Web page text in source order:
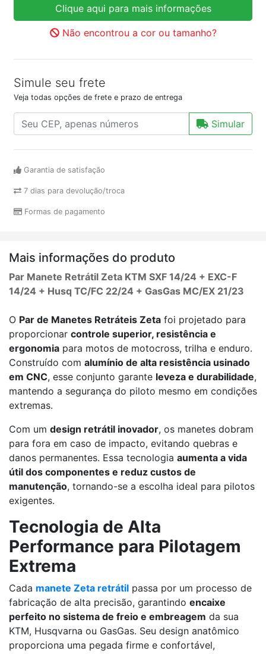
Clique aqui para mais informações
Não encontrou a cor ou tamanho?
Simule seu frete
Veja todas opções de frete e prazo de entrega
Simular
Garantia de satisfação
7 dias para devolução/troca
Formas de pagamento
Mais informações do produto
Par Manete Retrátil Zeta KTM SXF 14/24 + EXC-F
14/24 + Husq TC/FC 22/24 + GasGas MC/EX 21/23
O Par de Manetes Retráteis Zeta foi projetado para
proporcionar controle superior, resistência e
ergonomia para motos de motocross, trilha e enduro.
Construído com alumínio de alta resistência usinado
em CNC, esse conjunto garante leveza e durabilidade,
mantendo a segurança do piloto mesmo em condições
extremas.
Com um design retrátil inovador, os manetes dobram
para fora em caso de impacto, evitando quebras e
danos permanentes. Essa tecnologia aumenta a vida
útil dos componentes e reduz custos de
manutenção, tornando-se a escolha ideal para pilotos
exigentes.
Tecnologia de Alta
Performance para Pilotagem
Extrema
Cada manete Zeta retrátil passa por um processo de
fabricação de alta precisão, garantindo encaixe
perfeito no sistema de freio e embreagem da sua
KTM, Husqvarna ou GasGas. Seu design anatômico
proporciona uma pegada firme e confortável,